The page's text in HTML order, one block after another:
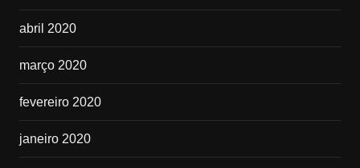
abril 2020
março 2020
fevereiro 2020
janeiro 2020